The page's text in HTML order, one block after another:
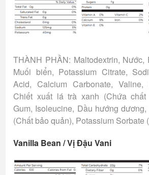
THÀNH PHẦN: Maltodextrin, Nước,
Muối biển, Potassium Citrate,
Acid, Calcium Carbonate,
Chiết xuất lá trà xanh (Chứa chất
Gum, Isoleucine, Dầu hướng
(Chất bảo quản), Potassium Sorbate
Vanilla Bean / Vị Đậu Vani